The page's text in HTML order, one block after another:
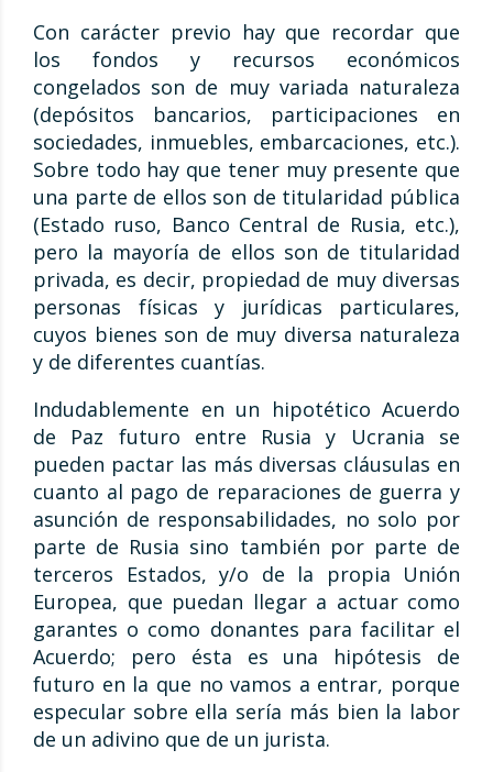
Con carácter previo hay que recordar que
los fondos y recursos económicos
congelados son de muy variada naturaleza
(depósitos bancarios, participaciones en
sociedades, inmuebles, embarcaciones, etc.).
Sobre todo hay que tener muy presente que
una parte de ellos son de titularidad pública
(Estado ruso, Banco Central de Rusia, etc.),
pero la mayoría de ellos son de titularidad
privada, es decir, propiedad de muy diversas
personas físicas y jurídicas particulares,
cuyos bienes son de muy diversa naturaleza
y de diferentes cuantías.
Indudablemente en un hipotético Acuerdo
de Paz futuro entre Rusia y Ucrania se
pueden pactar las más diversas cláusulas en
cuanto al pago de reparaciones de guerra y
asunción de responsabilidades, no solo por
parte de Rusia sino también por parte de
terceros Estados, y/o de la propia Unión
Europea, que puedan llegar a actuar como
garantes o como donantes para facilitar el
Acuerdo; pero ésta es una hipótesis de
futuro en la que no vamos a entrar, porque
especular sobre ella sería más bien la labor
de un adivino que de un jurista.